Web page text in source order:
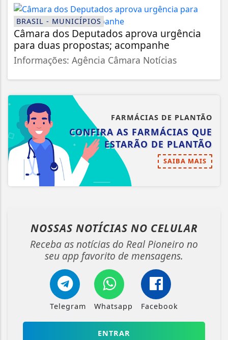
BRASIL - MUNICÍPIOS
Câmara dos Deputados aprova urgência
para duas propostas; acompanhe
Informações: Agência Câmara Notícias
FARMÁCIAS DE PLANTÃO
CONFIRA AS FARMÁCIAS QUE
ESTARÃO DE PLANTÃO
SAIBA MAIS
NOSSAS NOTÍCIAS NO CELULAR
Receba as notícias do Real Pioneiro no
seu app favorito de mensagens.
Telegram Whatsapp Facebook
ENTRAR